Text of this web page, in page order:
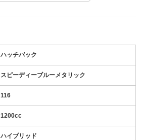
ハッチバック
スピーディーブルーメタリック
116
1200cc
ハイブリッド